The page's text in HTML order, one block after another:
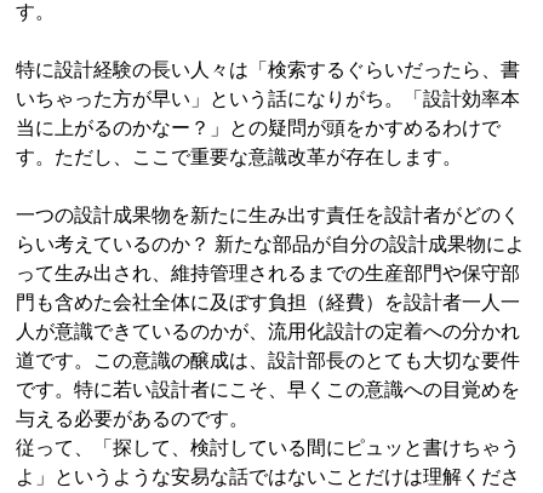
す。
特に設計経験の長い人々は「検索するぐらいだったら、書
いちゃった方が早い」という話になりがち。「設計効率本
当に上がるのかなー？」との疑問が頭をかすめるわけで
す。ただし、ここで重要な意識改革が存在します。
一つの設計成果物を新たに生み出す責任を設計者がどのく
らい考えているのか？ 新たな部品が自分の設計成果物によ
って生み出され、維持管理されるまでの生産部門や保守部
門も含めた会社全体に及ぼす負担（経費）を設計者一人一
人が意識できているのかが、流用化設計の定着への分かれ
道です。この意識の醸成は、設計部長のとても大切な要件
です。特に若い設計者にこそ、早くこの意識への目覚めを
与える必要があるのです。
従って、「探して、検討している間にピュッと書けちゃう
よ」というような安易な話ではないことだけは理解くださ